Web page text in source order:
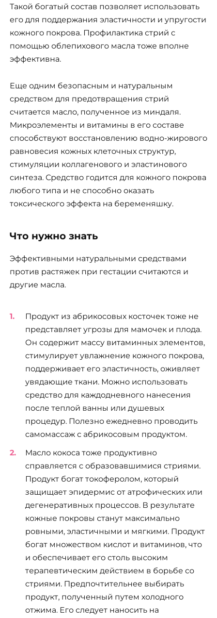
Такой богатый состав позволяет использовать
его для поддержания эластичности и упругости
кожного покрова. Профилактика стрий с
помощью облепихового масла тоже вполне
эффективна.
Еще одним безопасным и натуральным
средством для предотвращения стрий
считается масло, полученное из миндаля.
Микроэлементы и витамины в его составе
способствуют восстановлению водно-жирового
равновесия кожных клеточных структур,
стимуляции коллагенового и эластинового
синтеза. Средство годится для кожного покрова
любого типа и не способно оказать
токсического эффекта на беременяшку.
Что нужно знать
Эффективными натуральными средствами
против растяжек при гестации считаются и
другие масла.
Продукт из абрикосовых косточек тоже не
представляет угрозы для мамочек и плода.
Он содержит массу витаминных элементов,
стимулирует увлажнение кожного покрова,
поддерживает его эластичность, оживляет
увядающие ткани. Можно использовать
средство для каждодневного нанесения
после теплой ванны или душевых
процедур. Полезно ежедневно проводить
самомассаж с абрикосовым продуктом.
Масло кокоса тоже продуктивно
справляется с образовавшимися стриями.
Продукт богат токоферолом, который
защищает эпидермис от атрофических или
дегенеративных процессов. В результате
кожные покровы станут максимально
ровными, эластичными и мягкими. Продукт
богат множеством кислот и витаминов, что
и обеспечивает его столь высоким
терапевтическим действием в борьбе со
стриями. Предпочтительнее выбирать
продукт, полученный путем холодного
отжима. Его следует наносить на